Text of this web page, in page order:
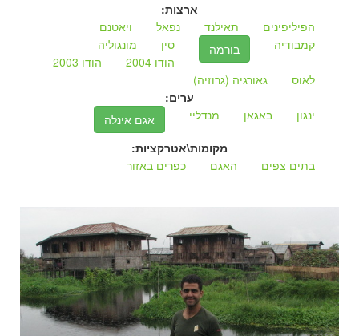
ארצות:
הפיליפינים
תאילנד נפאל
ויאטנם
קמבודיה
בורמה סין
מונגוליה
הודו 2004
הודו 2003
לאוס
גאורגיה (גרוזיה)
ערים:
ינגון
באגאן מנדליי
אגם אינלה
מקומות\אטרקציות:
בתים צפים
האגם כפרים באזור